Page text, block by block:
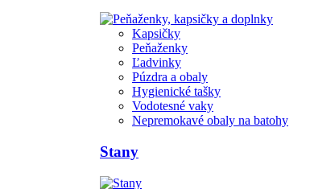
Kapsičky
Peňaženky
Ľadvinky
Púzdra a obaly
Hygienické tašky
Vodotesné vaky
Nepremokavé obaly na batohy
Stany